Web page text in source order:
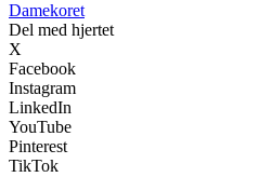
Damekoret
Del med hjertet
X
Facebook
Instagram
LinkedIn
YouTube
Pinterest
TikTok